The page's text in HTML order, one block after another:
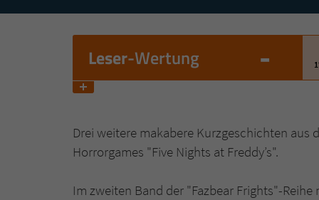
Leser-Wertung -
Drei weitere makabere Kurzgeschichten
Horrorgames "Five Nights at Freddy’s".
Im zweiten Band der "Fazbear Frights"-